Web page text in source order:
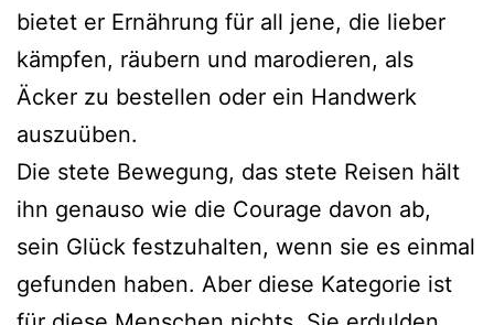
bietet er Ernährung für all jene, die lieber
kämpfen, räubern und marodieren, als
Äcker zu bestellen oder ein Handwerk
auszuüben.
Die stete Bewegung, das stete Reisen hält
ihn genauso wie die Courage davon ab,
sein Glück festzuhalten, wenn sie es einmal
gefunden haben. Aber diese Kategorie ist